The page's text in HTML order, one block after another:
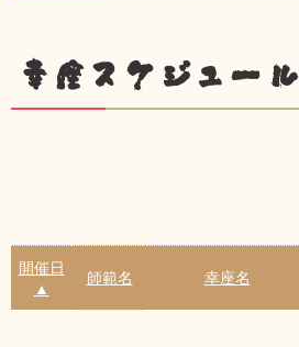
幸座スケジュール
開催日
▲
師範名 幸座名